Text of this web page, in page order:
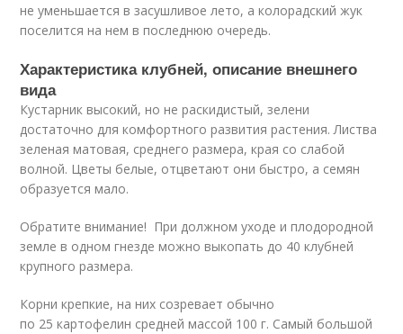
не уменьшается в засушливое лето, а колорадский жук
поселится на нем в последнюю очередь.
Характеристика клубней, описание внешнего
вида
Кустарник высокий, но не раскидистый, зелени
достаточно для комфортного развития растения. Листва
зеленая матовая, среднего размера, края со слабой
волной. Цветы белые, отцветают они быстро, а семян
образуется мало.
Обратите внимание! При должном уходе и плодородной
земле в одном гнезде можно выкопать до 40 клубней
крупного размера.
Корни крепкие, на них созревает обычно
по 25 картофелин средней массой 100 г. Самый большой